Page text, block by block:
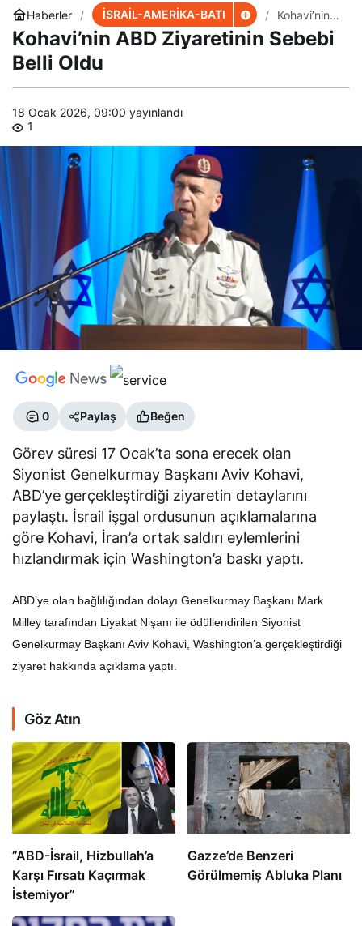
Haberler İSRAİL-AMERİKA-BATI
Kohavi’nin
ABD
Ziyaretinin
Kohavi’nin ABD Ziyaretinin Sebebi
Belli Oldu
18 Ocak 2026, 09:00 yayınlandı
1
0 Paylaş Beğen
Görev süresi 17 Ocak’ta sona erecek olan
Siyonist Genelkurmay Başkanı Aviv Kohavi,
ABD’ye gerçekleştirdiği ziyaretin detaylarını
paylaştı. İsrail işgal ordusunun açıklamalarına
göre Kohavi, İran’a ortak saldırı eylemlerini
hızlandırmak için Washington’a baskı yaptı.
ABD’ye olan bağlılığından dolayı Genelkurmay Başkanı Mark
Milley tarafından Liyakat Nişanı ile ödüllendirilen Siyonist
Genelkurmay Başkanı Aviv Kohavi, Washington’a gerçekleştirdiği
ziyaret hakkında açıklama yaptı.
Göz Atın
​​​​​​​”ABD-İsrail, Hizbullah’a
Karşı Fırsatı Kaçırmak
İstemiyor”
​​​​​​​Gazze’de Benzeri
Görülmemiş Abluka Planı